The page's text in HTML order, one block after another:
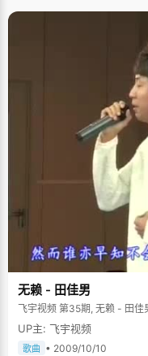
无赖 - 田佳男
飞宇视频 第35期, 无赖 - 田佳
UP主: 飞宇视频
歌曲 • 2009/10/10